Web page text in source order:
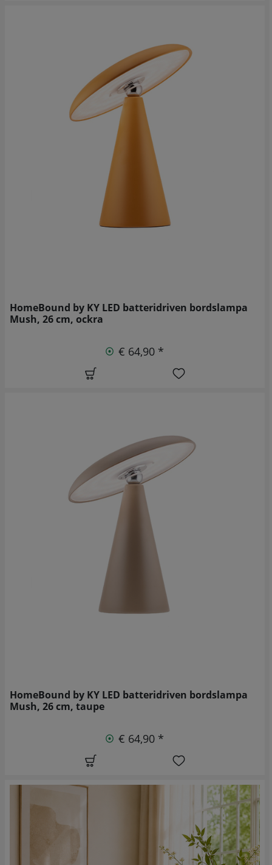
HomeBound by KY LED batteridriven bordslampa
Mush, 26 cm, ockra
€ 64,90 *
HomeBound by KY LED batteridriven bordslampa
Mush, 26 cm, taupe
€ 64,90 *